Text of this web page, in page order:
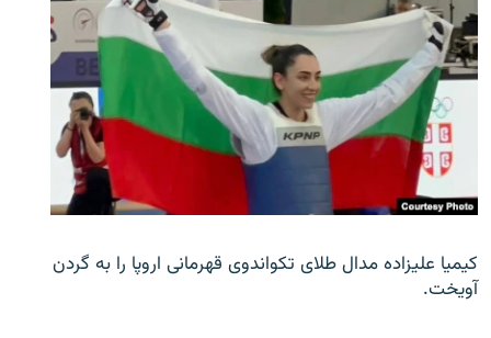
کیمیا علیزاده مدال طلای تکواندوی قهرمانی اروپا را به گردن
آویخت.